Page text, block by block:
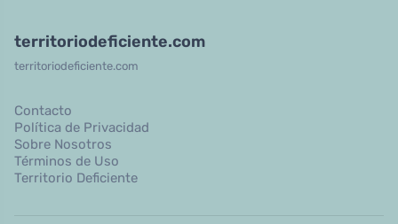
territoriodeficiente.com
territoriodeficiente.com
Contacto
Política de Privacidad
Sobre Nosotros
Términos de Uso
Territorio Deficiente